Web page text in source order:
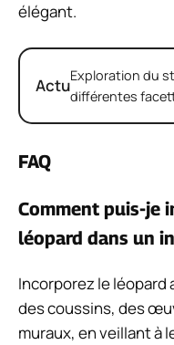
élégant.
ActuExploration du
différentes
FAQ
Comment puis-je
léopard dans un
Incorporez le léopard
des coussins, des
muraux, en veillant à